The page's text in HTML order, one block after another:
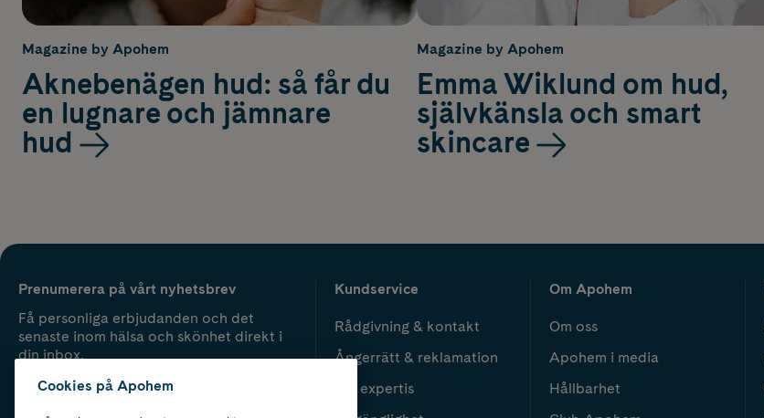
Magazine by Apohem
Aknebenägen hud: så får du
en lugnare och jämnare
hud
Magazine by Apohem
Emma Wiklund om hud,
självkänsla och smart
skincare
Prenumerera på vårt nyhetsbrev
Få personliga erbjudanden och det
senaste inom hälsa och skönhet direkt i
din inbox.
Kundservice
Rådgivning & kontakt
Ångerrätt & reklamation
Vår expertis
Om Apohem
Om oss
Apohem i media
Hållbarhet
Cookies på Apohem